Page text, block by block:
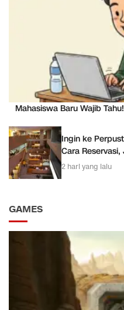
Mahasiswa Baru Wajib
Ingin ke
Cara
2 hari yang lalu
GAMES